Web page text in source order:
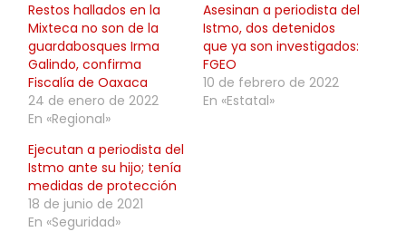
Restos hallados en la
Mixteca no son de la
guardabosques Irma
Galindo, confirma
Fiscalía de Oaxaca
24 de enero de 2022
En «Regional»
Asesinan a periodista del
Istmo, dos detenidos
que ya son investigados:
FGEO
10 de febrero de 2022
En «Estatal»
Ejecutan a periodista del
Istmo ante su hijo; tenía
medidas de protección
18 de junio de 2021
En «Seguridad»